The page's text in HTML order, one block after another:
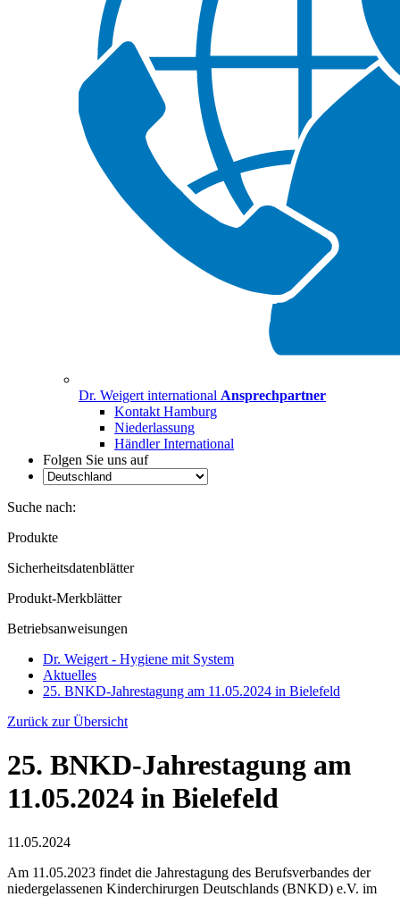
Dr. Weigert international Ansprechpartner
Kontakt Hamburg
Niederlassung
Händler International
Folgen Sie uns auf
Suche nach:
Produkte
Sicherheitsdatenblätter
Produkt-Merkblätter
Betriebsanweisungen
Dr. Weigert - Hygiene mit System
Aktuelles
25. BNKD-Jahrestagung am 11.05.2024 in Bielefeld
Zurück zur Übersicht
25. BNKD-Jahrestagung am
11.05.2024 in Bielefeld
11.05.2024
Am 11.05.2023 findet die Jahrestagung des Berufsverbandes der
niedergelassenen Kinderchirurgen Deutschlands (BNKD) e.V. im